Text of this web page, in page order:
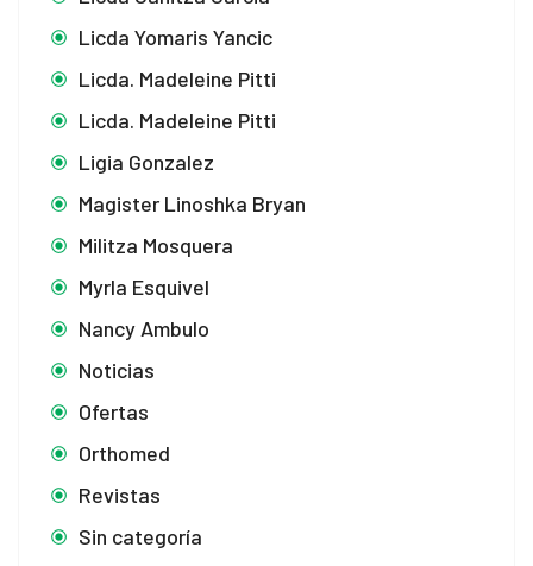
Licda Yomaris Yancic
Licda. Madeleine Pitti
Licda. Madeleine Pitti
Ligia Gonzalez
Magister Linoshka Bryan
Militza Mosquera
Myrla Esquivel
Nancy Ambulo
Noticias
Ofertas
Orthomed
Revistas
Sin categoría